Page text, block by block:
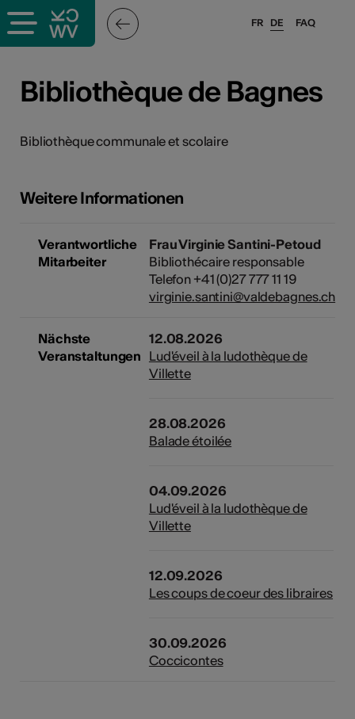
FAQ
FR DE
Bibliothèque de Bagnes
Bibliothèque communale et scolaire
Weitere Informationen
Verantwortliche
Mitarbeiter
Frau Virginie Santini-Petoud
Bibliothécaire responsable
Telefon +41 (0)27 777 11 19
virginie.santini@valdebagnes.ch
Nächste
Veranstaltungen
12.08.2026
Lud'éveil à la ludothèque de
Villette
28.08.2026
Balade étoilée
04.09.2026
Lud'éveil à la ludothèque de
Villette
12.09.2026
Les coups de coeur des libraires
30.09.2026
Coccicontes